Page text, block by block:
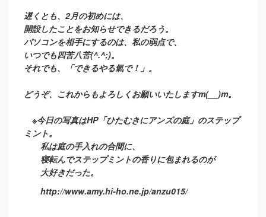
遅くとも、2月の初めには、
開設したことをお知らせできるだろう。
パソコンを相手にするのは、私の弱点で、
いつでも四苦八苦(^.^;)。
それでも、「できるやる氣で！」。
どうぞ、これからもよろしくお願いいたしますm(__)m。
※今日の写真はHP「ひたむきにアンズの庭」のステップ
ミント。
私は庭の手入れの合間に、
寝転んでステップミントの香りに包まれるのが
大好きだった。
http://www.amy.hi-ho.ne.jp/anzu015/